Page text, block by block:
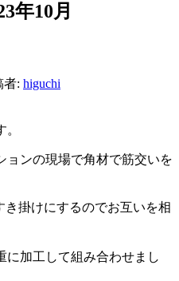
年10月
者: higuchi
ョンの現場で角材で筋交いを
掛けにするのでお互いを相
に加工して組み合わせまし